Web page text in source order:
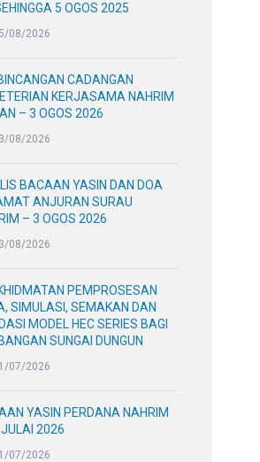
5 OGOS 2025
08/2026
CADANGAN
KERJASAMA NAHRIM
– 3 OGOS 2026
08/2026
BACAAN YASIN DAN DOA
ANJURAN SURAU
– 3 OGOS 2026
08/2026
PEMPROSESAN
SIMULASI, SEMAKAN DAN
MODEL HEC SERIES BAGI
SUNGAI DUNGUN
07/2026
YASIN PERDANA NAHRIM
2026
07/2026